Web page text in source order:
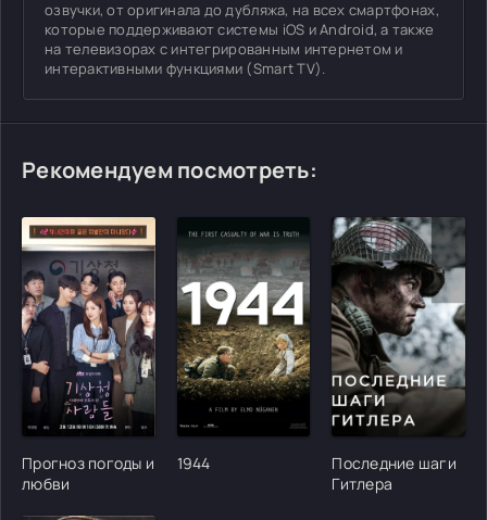
озвучки, от оригинала до дубляжа, на всех смартфонах,
которые поддерживают системы iOS и Android, а также
на телевизорах с интегрированным интернетом и
интерактивными функциями (Smart TV).
Рекомендуем посмотреть:
[/xfgiven_cvh_poster_urlcvh_poster_url]
Прогноз погоды и
любви
[/xfgiven_cvh_poster_urlcvh_poster_url]
1944
[/
Последние шаги
Гитлера